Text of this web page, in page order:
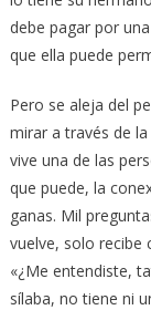
debe pagar por
que ella puede
Pero se aleja del
mirar a través de
vive una de las
que puede, la
ganas. Mil
vuelve, solo recibe
«¿Me entendiste,
sílaba, no tiene ni